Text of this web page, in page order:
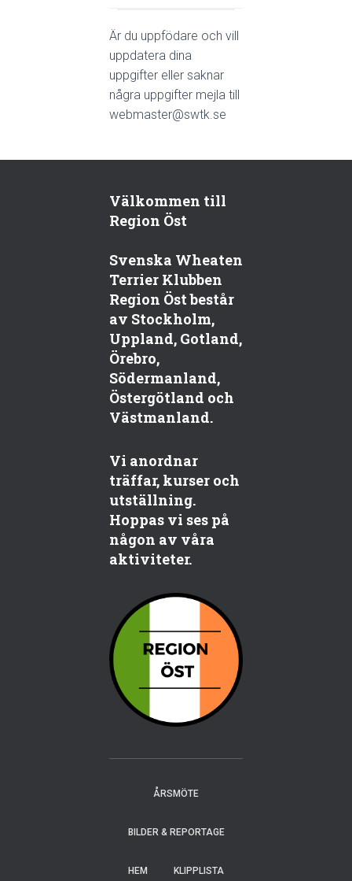
Är du uppfödare och vill
uppdatera dina
uppgifter eller saknar
några uppgifter mejla till
webmaster@swtk.se
Välkommen till
Region Öst
Svenska Wheaten
Terrier Klubben
Region Öst består
av Stockholm,
Uppland, Gotland,
Örebro,
Södermanland,
Östergötland och
Västmanland.
Vi anordnar
träffar, kurser och
utställning.
Hoppas vi ses på
någon av våra
aktiviteter.
ÅRSMÖTE
BILDER & REPORTAGE
HEM KLIPPLISTA